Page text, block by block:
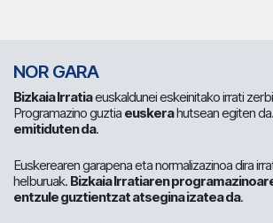
NOR GARA
Bizkaia Irratiaeuskaldunei eskeinitako irrati
Programazino guztia euskerahutsean egiten da.
emitiduten da.
Euskerearen garapena eta normalizazinoa dira
helburuak. Bizkaia Irratiaren
entzule guztientzat atsegina izatea da.